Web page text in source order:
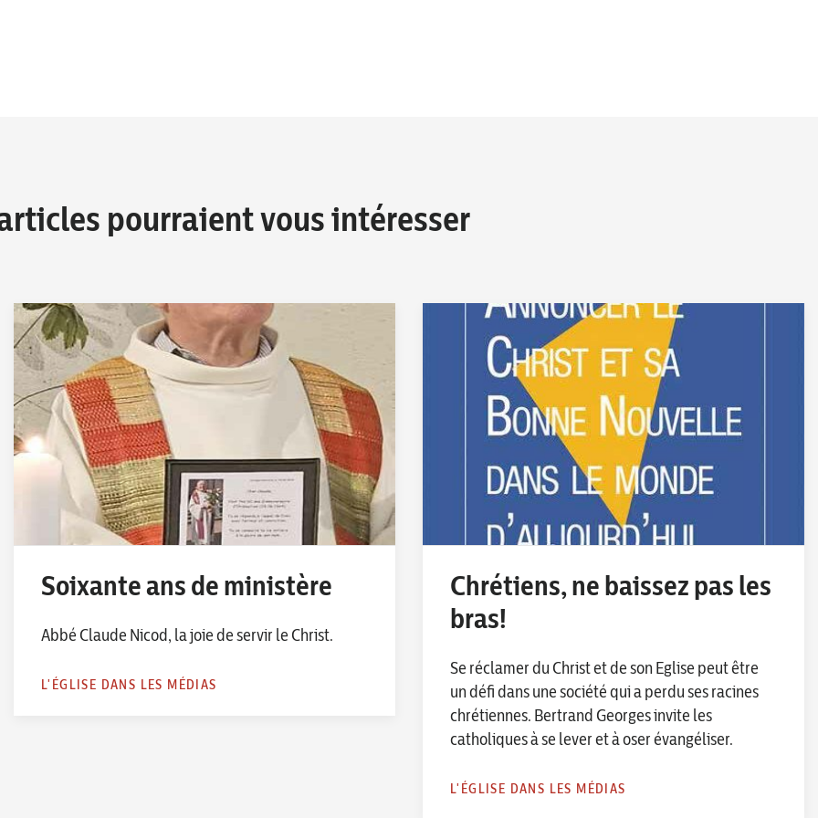
pourraient vous intéresser
Soixante ans de ministère
Abbé Claude Nicod, la joie de servir le Christ.
L'ÉGLISE DANS LES MÉDIAS
Chrétiens, ne baissez pas les
bras!
Se réclamer du Christ et de son Eglise peut être
un défi dans une société qui a perdu ses racines
chrétiennes. Bertrand Georges invite les
catholiques à se lever et à oser évangéliser.
L'ÉGLISE DANS LES MÉDIAS